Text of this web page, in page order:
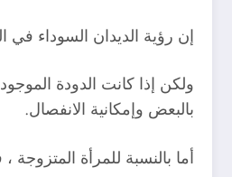
إن رؤية الديدان السوداء
ولكن إذا كانت الدودة
بالبعض وإمكانية الانفصال.
أما بالنسبة للمرأة